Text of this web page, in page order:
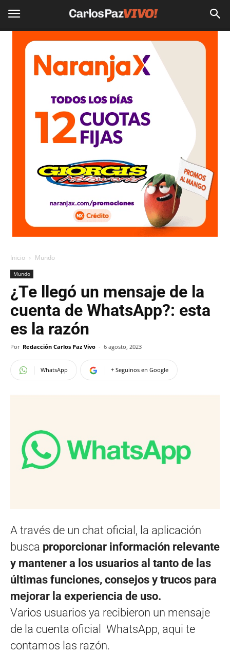
Inicio Mundo
Mundo
¿Te llegó un mensaje de la
cuenta de WhatsApp?: esta
es la razón
Por Redacción Carlos Paz Vivo - 6 agosto, 2023
WhatsApp + Seguinos en Google
A través de un chat oficial, la aplicación
busca proporcionar información relevante
y mantener a los usuarios al tanto de las
últimas funciones, consejos y trucos para
mejorar la experiencia de uso.
Varios usuarios ya recibieron un mensaje
de la cuenta oficial WhatsApp, aqui te
contamos las razón.